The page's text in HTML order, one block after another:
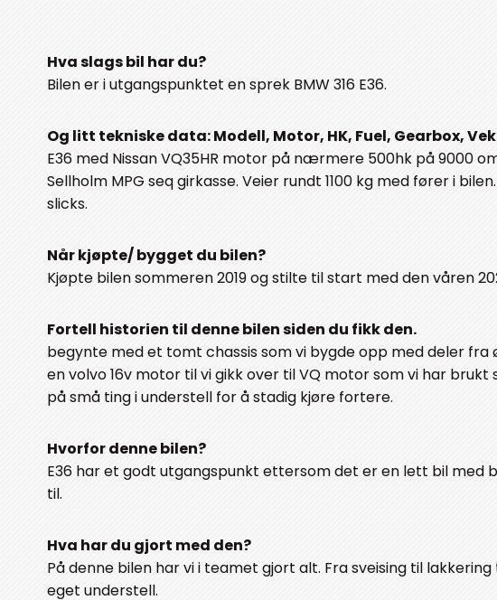
Hva slags bil har du?
Bilen er i utgangspunktet en sprek BMW 316 E36.
Og litt tekniske data: Modell, Motor, HK, Fuel, Gearbox,
E36 med Nissan VQ35HR motor på nærmere 500hk på 9000
Sellholm MPG seq girkasse. Veier rundt 1100 kg med fører i
slicks.
Når kjøpte/ bygget du bilen?
Kjøpte bilen sommeren 2019 og stilte til start med den våren
Fortell historien til denne bilen siden du fikk den.
begynte med et tomt chassis som vi bygde opp med deler fra
en volvo 16v motor til vi gikk over til VQ motor som vi har
på små ting i understell for å stadig kjøre fortere.
Hvorfor denne bilen?
E36 har et godt utgangspunkt ettersom det er en lett bil med
til.
Hva har du gjort med den?
På denne bilen har vi i teamet gjort alt. Fra sveising til
eget understell.